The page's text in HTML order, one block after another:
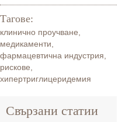
Тагове:
клинично проучване
медикаменти
фармацевтична индустрия
рискове
хипертриглицеридемия
Свързани статии